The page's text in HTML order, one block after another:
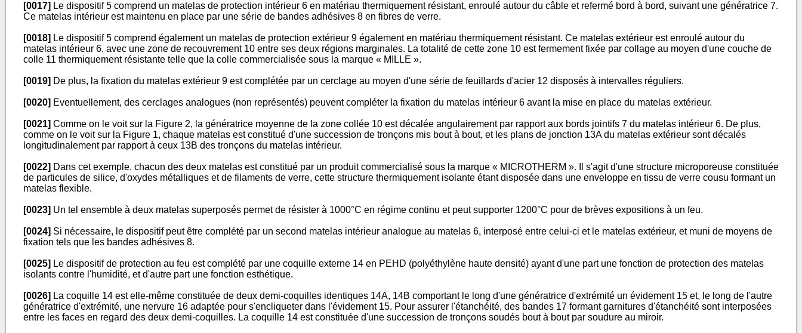
[0017] Le dispositif 5 comprend un matelas de protection intérieur 6 en matériau thermiquement résistant, enroulé autour du câble et refermé bord à bord, suivant une génératrice 7.
Ce matelas intérieur est maintenu en place par une série de bandes adhésives 8 en fibres de verre.
[0018] Le dispositif 5 comprend également un matelas de protection extérieur 9 également en matériau thermiquement résistant. Ce matelas extérieur est enroulé autour du
matelas intérieur 6, avec une zone de recouvrement 10 entre ses deux régions marginales. La totalité de cette zone 10 est fermement fixée par collage au moyen d'une couche de
colle 11 thermiquement résistante telle que la colle commercialisée sous la marque « MILLE ».
[0019] De plus, la fixation du matelas extérieur 9 est complétée par un cerclage au moyen d'une série de feuillards d'acier 12 disposés à intervalles réguliers.
[0020] Eventuellement, des cerclages analogues (non représentés) peuvent compléter la fixation du matelas intérieur 6 avant la mise en place du matelas extérieur.
[0021] Comme on le voit sur la Figure 2, la génératrice moyenne de la zone collée 10 est décalée angulairement par rapport aux bords jointifs 7 du matelas intérieur 6. De plus,
comme on le voit sur la Figure 1, chaque matelas est constitué d'une succession de tronçons mis bout à bout, et les plans de jonction 13A du matelas extérieur sont décalés
longitudinalement par rapport à ceux 13B des tronçons du matelas intérieur.
[0022] Dans cet exemple, chacun des deux matelas est constitué par un produit commercialisé sous la marque « MICROTHERM ». Il s'agit d'une structure microporeuse constituée
de particules de silice, d'oxydes métalliques et de filaments de verre, cette structure thermiquement isolante étant disposée dans une enveloppe en tissu de verre cousu formant un
matelas flexible.
[0023] Un tel ensemble à deux matelas superposés permet de résister à 1000°C en régime continu et peut supporter 1200°C pour de brèves expositions à un feu.
[0024] Si nécessaire, le dispositif peut être complété par un second matelas intérieur analogue au matelas 6, interposé entre celui-ci et le matelas extérieur, et muni de moyens de
fixation tels que les bandes adhésives 8.
[0025] Le dispositif de protection au feu est complété par une coquille externe 14 en PEHD (polyéthylène haute densité) ayant d'une part une fonction de protection des matelas
isolants contre l'humidité, et d'autre part une fonction esthétique.
[0026] La coquille 14 est elle-même constituée de deux demi-coquilles identiques 14A, 14B comportant le long d'une génératrice d'extrémité un évidement 15 et, le long de l'autre
génératrice d'extrémité, une nervure 16 adaptée pour s'encliqueter dans l'évidement 15. Pour assurer l'étanchéité, des bandes 17 formant garnitures d'étanchéité sont interposées
entre les faces en regard des deux demi-coquilles. La coquille 14 est constituée d'une succession de tronçons soudés bout à bout par soudure au miroir.